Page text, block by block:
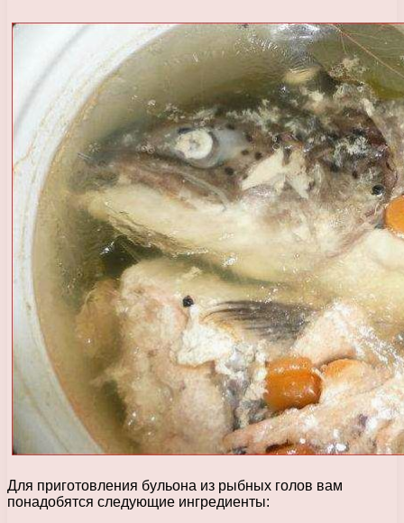
Для приготовления бульона из рыбных голов вам
понадобятся следующие ингредиенты: